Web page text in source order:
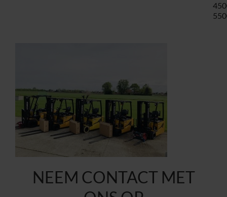
NEEM CONTACT MET